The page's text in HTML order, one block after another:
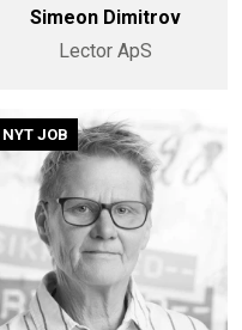
Simeon Dimitrov
Lector ApS
NYT JOB